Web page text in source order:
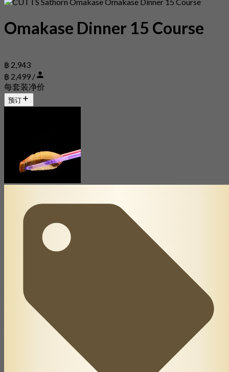
Omakase Dinner 15 Course
฿ 2,943
฿ 2,499 /
每套装净价
预订